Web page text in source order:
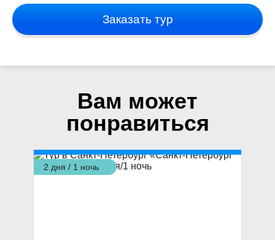
Заказать тур
Вам может
понравиться
2 дня / 1 ночь